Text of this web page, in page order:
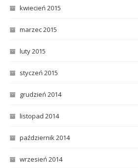
kwiecień 2015
marzec 2015
luty 2015
styczeń 2015
grudzień 2014
listopad 2014
październik 2014
wrzesień 2014